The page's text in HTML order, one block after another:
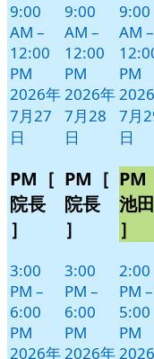
9:00
AM –
12:00
PM
2026年
7月27
日
PM［
院長
］
3:00
PM –
6:00
PM
2026年
9:00
AM –
12:00
PM
2026年
7月28
日
PM［
院長
］
3:00
PM –
6:00
PM
2026年
9:00
AM –
PM
7月
日
PM
池田
］
2:00
PM –
5:00
PM